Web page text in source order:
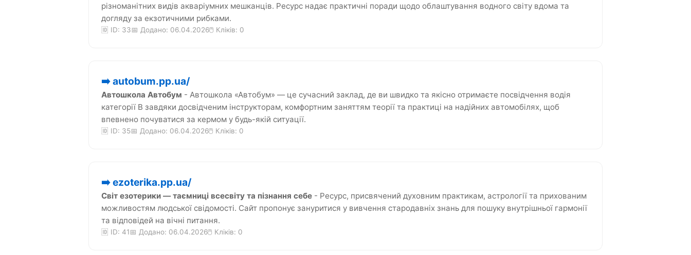
різноманітних видів акваріумних мешканців. Ресурс надає практичні поради щодо облаштування водного світу вдома та
догляду за екзотичними рибками.
🆔 ID: 33📅 Додано: 06.04.2026🖱️ Кліків: 0
➡️ autobum.pp.ua/
Автошкола Автобум - Автошкола «Автобум» — це сучасний заклад, де ви швидко та якісно отримаєте посвідчення водія
категорії В завдяки досвідченим інструкторам, комфортним заняттям теорії та практиці на надійних автомобілях, щоб
впевнено почуватися за кермом у будь-якій ситуації.
🆔 ID: 35📅 Додано: 06.04.2026🖱️ Кліків: 0
➡️ ezoterika.pp.ua/
Світ езотерики — таємниці всесвіту та пізнання себе - Ресурс, присвячений духовним практикам, астрології та прихованим
можливостям людської свідомості. Сайт пропонує зануритися у вивчення стародавніх знань для пошуку внутрішньої гармонії
та відповідей на вічні питання.
🆔 ID: 41📅 Додано: 06.04.2026🖱️ Кліків: 0